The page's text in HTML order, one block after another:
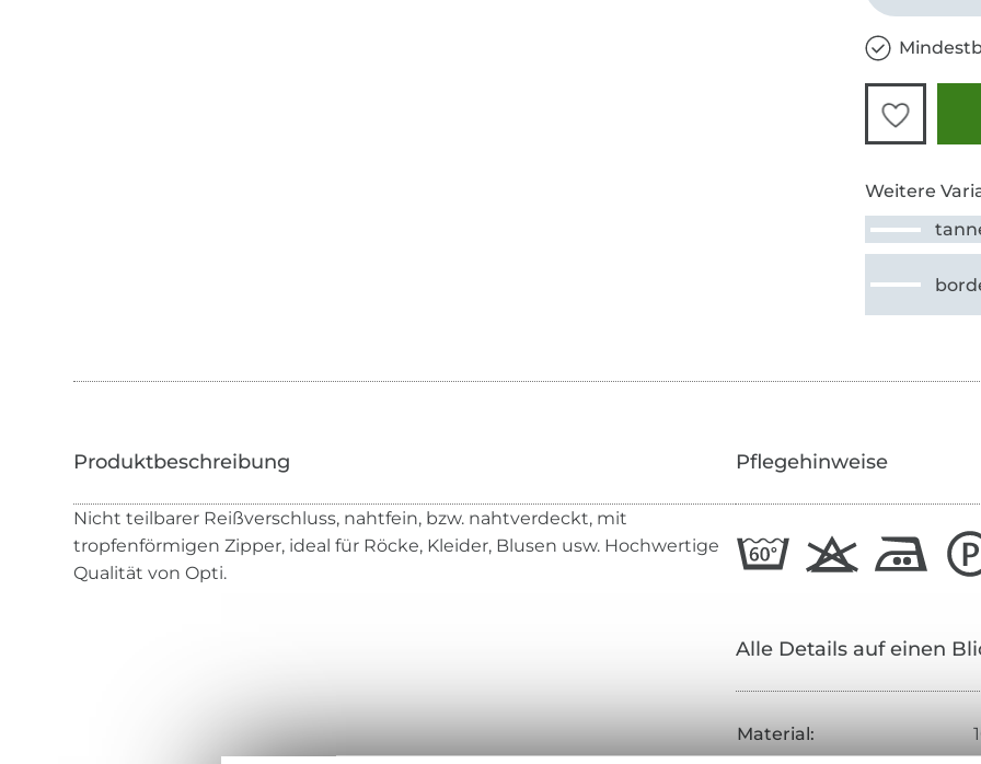
Weitere
Nicht teilbarer Reißverschluss, nahtfein, bzw. nahtverdeckt, mit
tropfenförmigen Zipper, ideal für Röcke, Kleider, Blusen usw. Hochwertige
Qualität von Opti.
Pflegehinweise
Alle Details auf einen
Material: